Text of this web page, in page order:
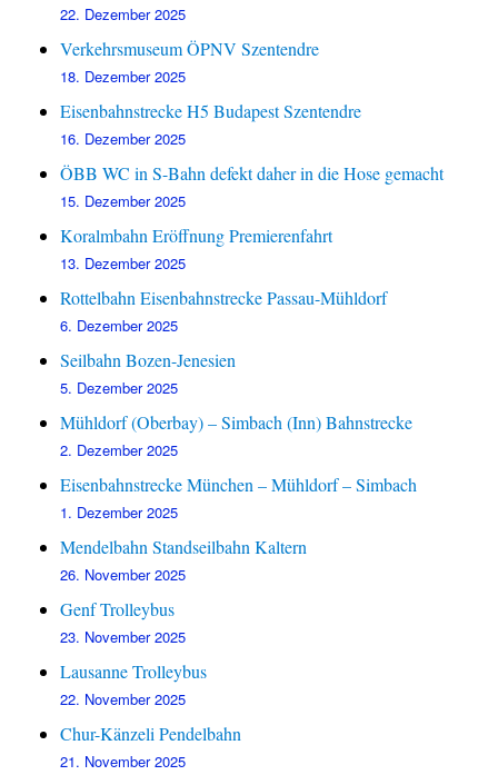
22. Dezember 2025
Verkehrsmuseum ÖPNV Szentendre
18. Dezember 2025
Eisenbahnstrecke H5 Budapest Szentendre
16. Dezember 2025
ÖBB WC in S-Bahn defekt daher in die Hose gemacht
15. Dezember 2025
Koralmbahn Eröffnung Premierenfahrt
13. Dezember 2025
Rottelbahn Eisenbahnstrecke Passau-Mühldorf
6. Dezember 2025
Seilbahn Bozen-Jenesien
5. Dezember 2025
Mühldorf (Oberbay) – Simbach (Inn) Bahnstrecke
2. Dezember 2025
Eisenbahnstrecke München – Mühldorf – Simbach
1. Dezember 2025
Mendelbahn Standseilbahn Kaltern
26. November 2025
Genf Trolleybus
23. November 2025
Lausanne Trolleybus
22. November 2025
Chur-Känzeli Pendelbahn
21. November 2025